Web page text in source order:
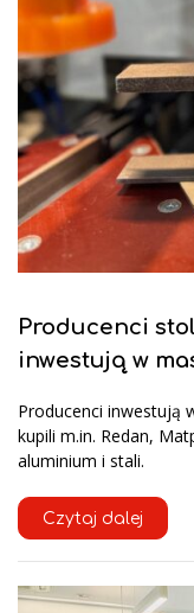
Producenci
inwestują w
Producenci inwestują
kupili m.in. Redan,
aluminium i stali.
Czytaj dalej